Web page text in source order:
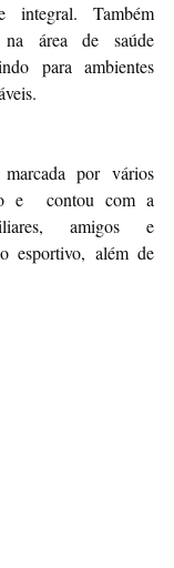
integral. Também
na área de saúde
para ambientes
por vários
e  contou com a
amigos e
esportivo, além de